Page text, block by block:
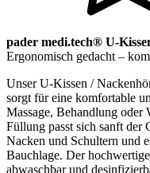
pader medi.tech® U-
Ergonomisch gedacht –
Unser U-Kissen /
sorgt für eine komfortable
Massage, Behandlung
Füllung passt sich sanft der
Nacken und Schultern und
Bauchlage. Der
abwaschbar und